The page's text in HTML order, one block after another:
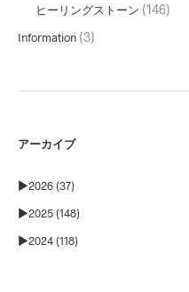
ヒーリングストーン (146)
Information (3)
アーカイブ
►2026 (37)
►2025 (148)
►2024 (118)